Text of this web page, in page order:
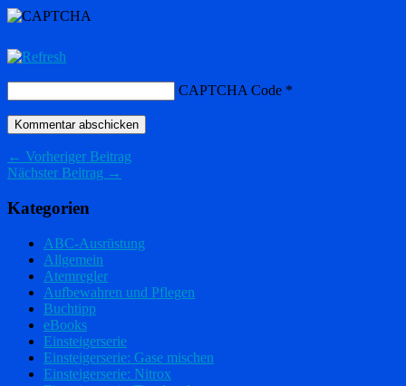
CAPTCHA Code *
← Vorheriger Beitrag
Nächster Beitrag →
Kategorien
ABC-Ausrüstung
Allgemein
Atemregler
Aufbewahren und Pflegen
Buchtipp
eBooks
Einsteigerserie
Einsteigerserie: Gase mischen
Einsteigerserie: Nitrox